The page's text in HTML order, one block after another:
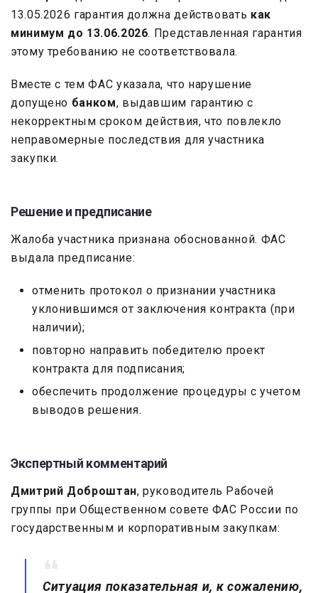
13.05.2026 гарантия должна действовать как
минимум до 13.06.2026. Представленная гарантия
этому требованию не соответствовала.
Вместе с тем ФАС указала, что нарушение
допущено банком, выдавшим гарантию с
некорректным сроком действия, что повлекло
неправомерные последствия для участника
закупки.
Решение и предписание
Жалоба участника признана обоснованной. ФАС
выдала предписание:
отменить протокол о признании участника
уклонившимся от заключения контракта (при
наличии);
повторно направить победителю проект
контракта для подписания;
обеспечить продолжение процедуры с учетом
выводов решения.
Экспертный комментарий
Дмитрий Доброштан, руководитель Рабочей
группы при Общественном совете ФАС России по
государственным и корпоративным закупкам:
Ситуация показательная и, к сожалению,